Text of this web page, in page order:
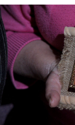
Перенесемся в
жизнь
постоянной
мучительным
язычников.
ПРАВОСЛАВИЕ